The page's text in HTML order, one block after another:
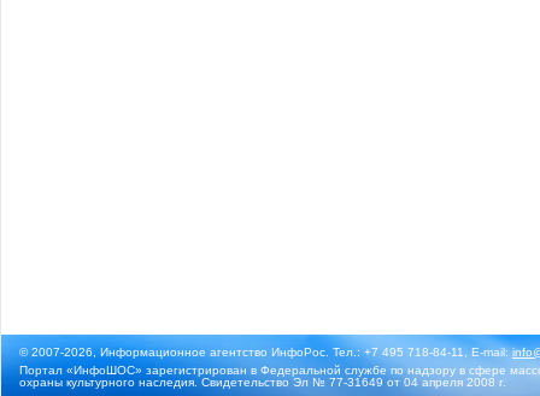
© 2007-2026, Информационное агентство ИнфоРос. Тел.: +7 495 718-84-11, E-mail:
Портал «ИнфоШОС» зарегистрирован в Федеральной службе по надзору в сфере
охраны культурного наследия. Свидетельство Эл № 77-31649 от 04 апреля 2008 г.